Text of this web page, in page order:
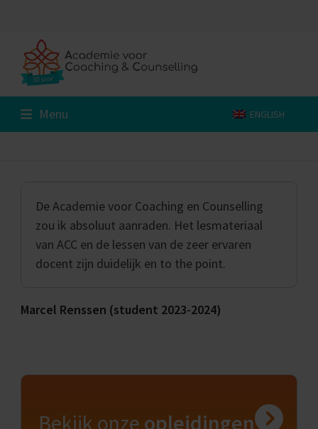
content
Menu ENGLISH
De Academie voor Coaching en Counselling
zou ik absoluut aanraden. Het lesmateriaal
van ACC en de lessen van de zeer ervaren
docent zijn duidelijk en to the point.
Marcel Renssen (student 2023-2024)
Bekijk onze opleidingen